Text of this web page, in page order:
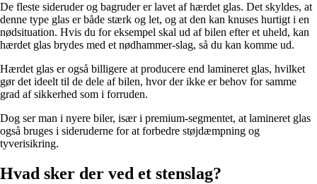
De fleste sideruder og bagruder er lavet af hærdet glas. Det skyldes, at
denne type glas er både stærk og let, og at den kan knuses hurtigt i en
nødsituation. Hvis du for eksempel skal ud af bilen efter et uheld, kan
hærdet glas brydes med et nødhammer-slag, så du kan komme ud.
Hærdet glas er også billigere at producere end lamineret glas, hvilket
gør det ideelt til de dele af bilen, hvor der ikke er behov for samme
grad af sikkerhed som i forruden.
Dog ser man i nyere biler, især i premium-segmentet, at lamineret glas
også bruges i sideruderne for at forbedre støjdæmpning og
tyverisikring.
Hvad sker der ved et stenslag?